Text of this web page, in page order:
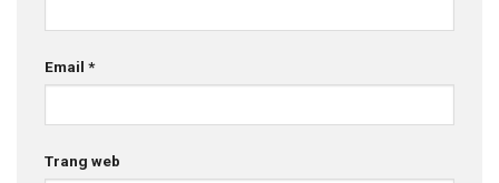
Email *
Trang web